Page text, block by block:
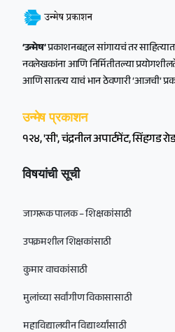
‘उन्मेष’प्रकाशनबद्दल सांगायचं तर
नवलेखकांना आणि निर्मितीतल्या
आणि सातत्य याचं भान ठेवणारी ‘आजची’
उन्मेष प्रकाशन
१२४, 'सी', चंद्रनील अपार्टमेंट, सिंहगड
विषयांची सूची
जागरूक पालक – शिक्षकांसाठी
उपक्रमशील शिक्षकांसाठी
कुमार वाचकांसाठी
मुलांच्या सर्वांगीण विकासासाठी
महाविद्यालयीन विद्यार्थ्यांसाठी